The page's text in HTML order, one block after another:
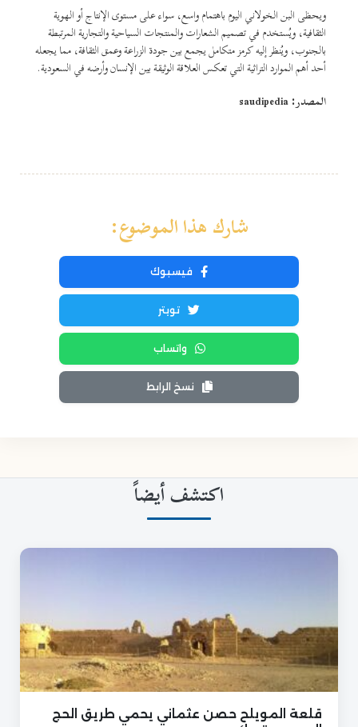
ويحظى البن الخولاني اليوم باهتمام واسع، سواء على مستوى الإنتاج أو الهوية
الثقافية، ويُستخدم في تصميم الشعارات والمنتجات السياحية والتجارية المرتبطة
بالجنوب، ويُنظر إليه كرمز متكامل يجمع بين جودة الزراعة وعمق الثقافة، مما يجعله
أحد أهم الموارد التراثية التي تعكس العلاقة الوثيقة بين الإنسان وأرضه في السعودية.
المصدر: saudipedia
شارك هذا الموضوع:
فيسبوك
تويتر
واتساب
نسخ الرابط
اكتشف أيضاً
قلعة المويلح حصن عثماني يحمي طريق الحج